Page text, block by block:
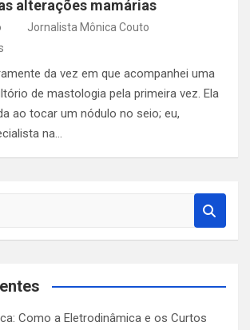
alterações mamárias
Jornalista Mônica Couto
da vez em que acompanhei uma
de mastologia pela primeira vez. Ela
ao tocar um nódulo no seio; eu,
na…
Como a Eletrodinâmica e os Curtos